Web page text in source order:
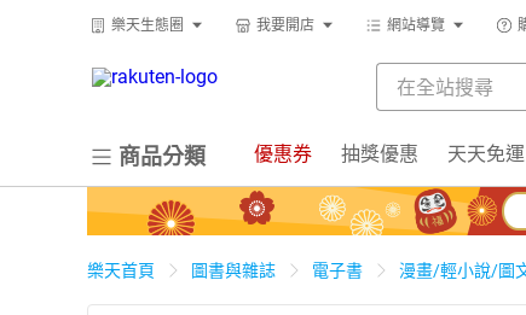
樂天生態圈 我要開店 網站導覽
商品分類 優惠券 抽獎優惠 天天免運
樂天首頁 圖書與雜誌 電子書 漫畫/輕小說/圖